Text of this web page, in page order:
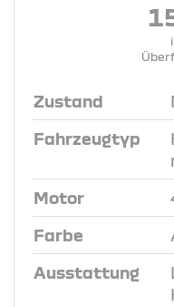
Zustand
Fahrzeugtyp
Motor
Farbe
Ausstattung